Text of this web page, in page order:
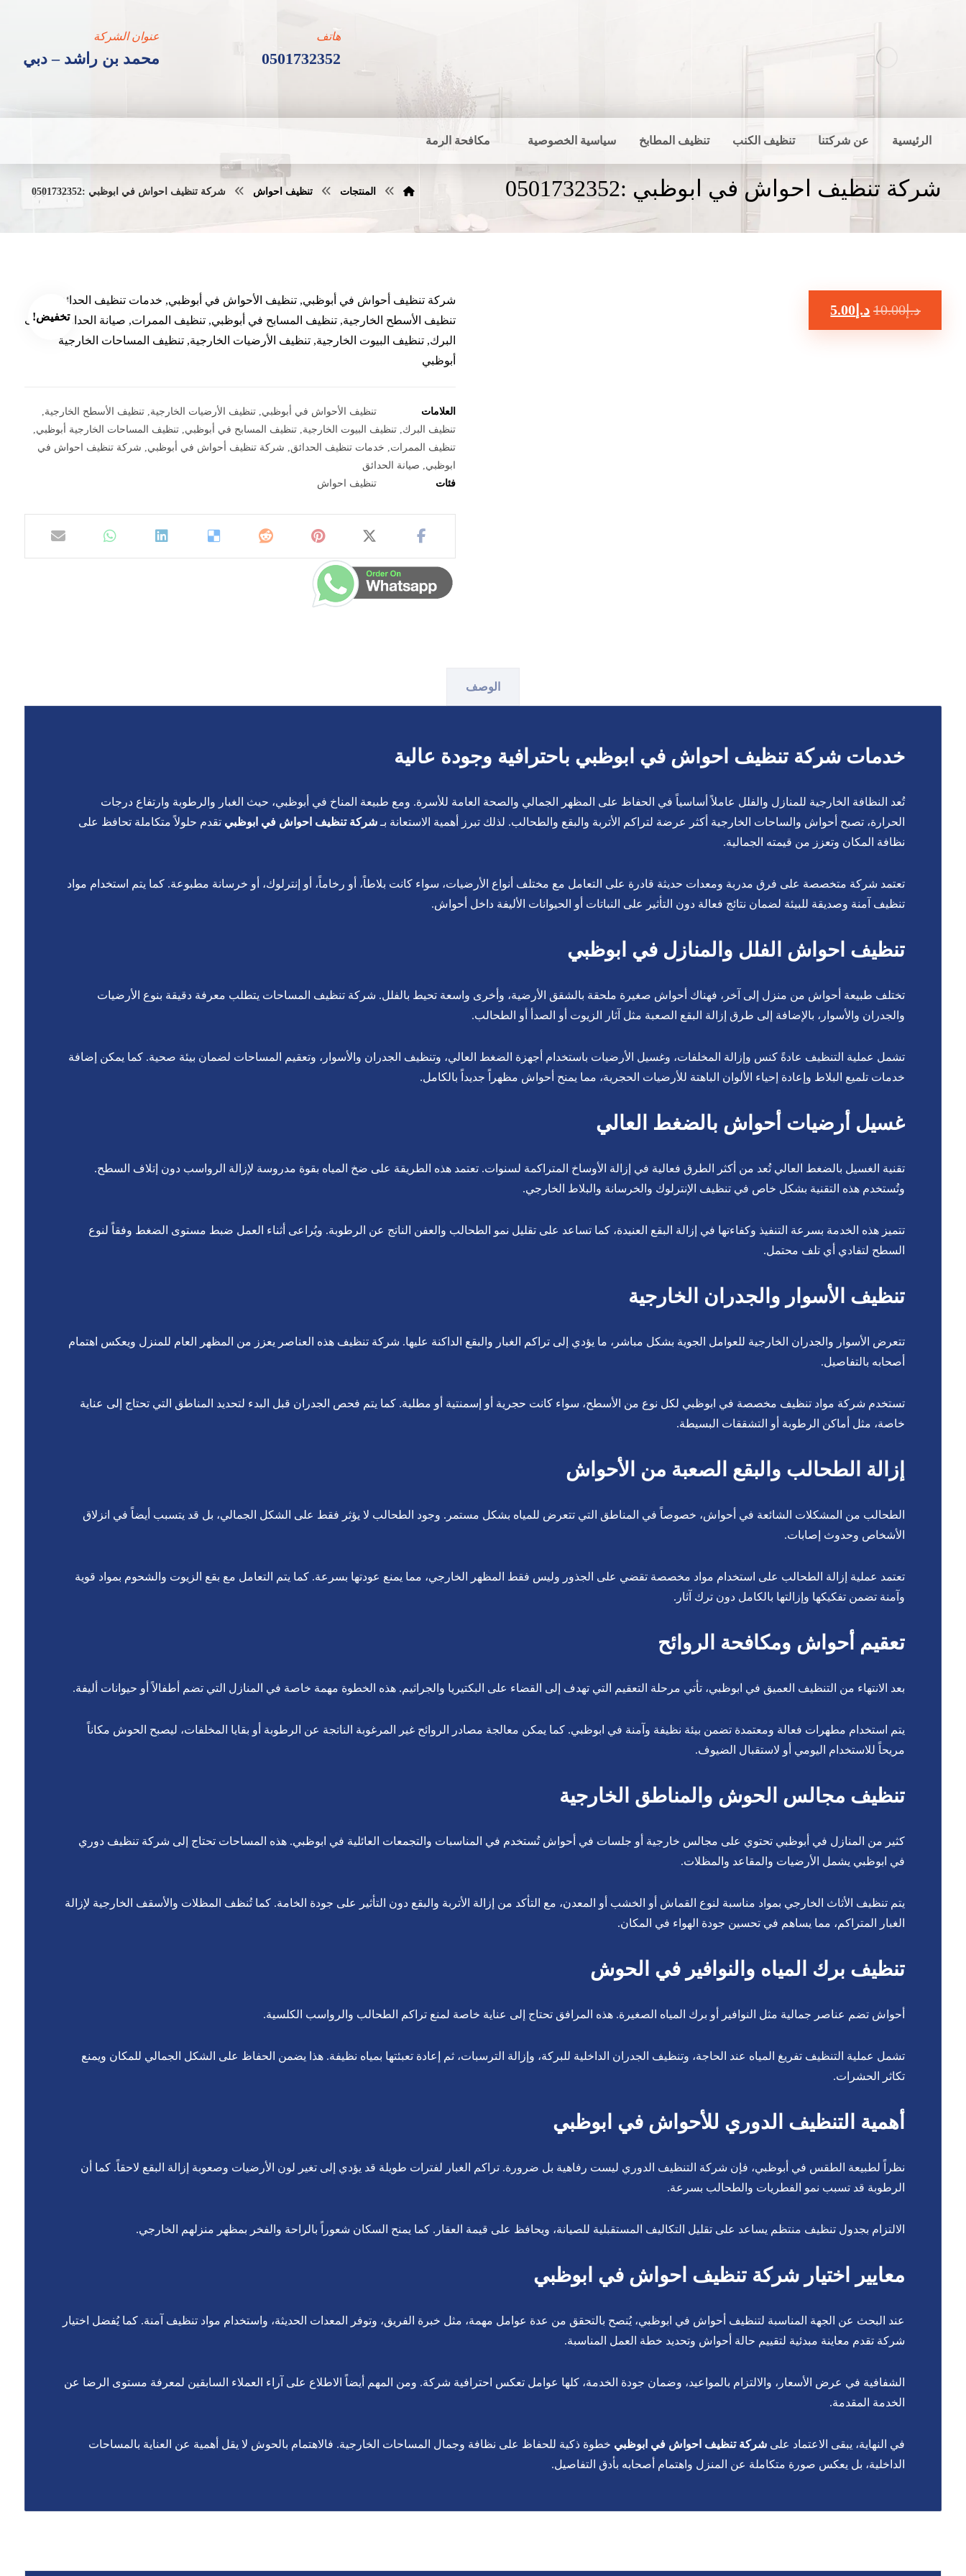
عنوان الشركة
محمد بن راشد – دبي
هاتف
0501732352
الرئيسية عن شركتنا تنظيف الكنب تنظيف المطابخ سياسية الخصوصية مكافحة الرمة
شركة تنظيف احواش في ابوظبي :0501732352 المنتجات تنظيف احواش شركة تنظيف احواش في ابوظبي :0501732352
تخفيض! د.إ10.00 د.إ 5.00
شركة تنظيف أحواش في أبوظبي, تنظيف الأحواش في أبوظبي, خدمات تنظيف الحدائق,
تنظيف الأسطح الخارجية, تنظيف المسابح في أبوظبي, تنظيف الممرات, صيانة الحدائق, تنظيف
البرك, تنظيف البيوت الخارجية, تنظيف الأرضيات الخارجية, تنظيف المساحات الخارجية
أبوظبي
العلامات تنظيف الأحواش في أبوظبي ,تنظيف الأرضيات الخارجية ,تنظيف الأسطح الخارجية
تنظيف البرك ,تنظيف البيوت الخارجية ,تنظيف المسابح في أبوظبي ,تنظيف المساحات الخارجية أبوظبي
تنظيف الممرات
خدمات تنظيف الحدائق شركة تنظيف أحواش في أبوظبي
شركة تنظيف احواش في
ابوظبي
صيانة الحدائق
فئات
تنظيف احواش
الوصف
خدمات شركة تنظيف احواش في ابوظبي باحترافية وجودة عالية
تُعد النظافة الخارجية للمنازل والفلل عاملاً أساسياً في الحفاظ على المظهر الجمالي والصحة العامة للأسرة. ومع طبيعة المناخ في أبوظبي، حيث الغبار والرطوبة وارتفاع درجات
الحرارة، تصبح أحواش والساحات الخارجية أكثر عرضة لتراكم الأتربة والبقع والطحالب. لذلك تبرز أهمية الاستعانة بـ شركة تنظيف احواش في ابوظبي تقدم حلولاً متكاملة تحافظ على
نظافة المكان وتعزز من قيمته الجمالية.
تعتمد شركة متخصصة على فرق مدربة ومعدات حديثة قادرة على التعامل مع مختلف أنواع الأرضيات، سواء كانت بلاطاً، أو رخاماً، أو إنترلوك، أو خرسانة مطبوعة. كما يتم استخدام مواد
تنظيف آمنة وصديقة للبيئة لضمان نتائج فعالة دون التأثير على النباتات أو الحيوانات الأليفة داخل أحواش.
تنظيف احواش الفلل والمنازل في ابوظبي
تختلف طبيعة أحواش من منزل إلى آخر، فهناك أحواش صغيرة ملحقة بالشقق الأرضية، وأخرى واسعة تحيط بالفلل. شركة تنظيف المساحات يتطلب معرفة دقيقة بنوع الأرضيات
والجدران والأسوار، بالإضافة إلى طرق إزالة البقع الصعبة مثل آثار الزيوت أو الصدأ أو الطحالب.
تشمل عملية التنظيف عادةً كنس وإزالة المخلفات، وغسيل الأرضيات باستخدام أجهزة الضغط العالي، وتنظيف الجدران والأسوار، وتعقيم المساحات لضمان بيئة صحية. كما يمكن إضافة
خدمات تلميع البلاط وإعادة إحياء الألوان الباهتة للأرضيات الحجرية، مما يمنح أحواش مظهراً جديداً بالكامل.
غسيل أرضيات أحواش بالضغط العالي
تقنية الغسيل بالضغط العالي تُعد من أكثر الطرق فعالية في إزالة الأوساخ المتراكمة لسنوات. تعتمد هذه الطريقة على ضخ المياه بقوة مدروسة لإزالة الرواسب دون إتلاف السطح.
وتُستخدم هذه التقنية بشكل خاص في تنظيف الإنترلوك والخرسانة والبلاط الخارجي.
تتميز هذه الخدمة بسرعة التنفيذ وكفاءتها في إزالة البقع العنيدة، كما تساعد على تقليل نمو الطحالب والعفن الناتج عن الرطوبة. ويُراعى أثناء العمل ضبط مستوى الضغط وفقاً لنوع
السطح لتفادي أي تلف محتمل.
تنظيف الأسوار والجدران الخارجية
تتعرض الأسوار والجدران الخارجية للعوامل الجوية بشكل مباشر، ما يؤدي إلى تراكم الغبار والبقع الداكنة عليها. شركة تنظيف هذه العناصر يعزز من المظهر العام للمنزل ويعكس اهتمام
أصحابه بالتفاصيل.
تستخدم شركة مواد تنظيف مخصصة في ابوظبي لكل نوع من الأسطح، سواء كانت حجرية أو إسمنتية أو مطلية. كما يتم فحص الجدران قبل البدء لتحديد المناطق التي تحتاج إلى عناية
خاصة، مثل أماكن الرطوبة أو التشققات البسيطة.
إزالة الطحالب والبقع الصعبة من الأحواش
الطحالب من المشكلات الشائعة في أحواش، خصوصاً في المناطق التي تتعرض للمياه بشكل مستمر. وجود الطحالب لا يؤثر فقط على الشكل الجمالي، بل قد يتسبب أيضاً في انزلاق
الأشخاص وحدوث إصابات.
تعتمد عملية إزالة الطحالب على استخدام مواد مخصصة تقضي على الجذور وليس فقط المظهر الخارجي، مما يمنع عودتها بسرعة. كما يتم التعامل مع بقع الزيوت والشحوم بمواد قوية
وآمنة تضمن تفكيكها وإزالتها بالكامل دون ترك آثار.
تعقيم أحواش ومكافحة الروائح
بعد الانتهاء من التنظيف العميق في ابوظبي، تأتي مرحلة التعقيم التي تهدف إلى القضاء على البكتيريا والجراثيم. هذه الخطوة مهمة خاصة في المنازل التي تضم أطفالاً أو حيوانات أليفة.
يتم استخدام مطهرات فعالة ومعتمدة تضمن بيئة نظيفة وآمنة في ابوظبي. كما يمكن معالجة مصادر الروائح غير المرغوبة الناتجة عن الرطوبة أو بقايا المخلفات، ليصبح الحوش مكاناً
مريحاً للاستخدام اليومي أو لاستقبال الضيوف.
تنظيف مجالس الحوش والمناطق الخارجية
كثير من المنازل في أبوظبي تحتوي على مجالس خارجية أو جلسات في أحواش تُستخدم في المناسبات والتجمعات العائلية في ابوظبي. هذه المساحات تحتاج إلى شركة تنظيف دوري
في ابوظبي يشمل الأرضيات والمقاعد والمظلات.
يتم تنظيف الأثاث الخارجي بمواد مناسبة لنوع القماش أو الخشب أو المعدن، مع التأكد من إزالة الأتربة والبقع دون التأثير على جودة الخامة. كما تُنظف المظلات والأسقف الخارجية لإزالة
الغبار المتراكم، مما يساهم في تحسين جودة الهواء في المكان.
تنظيف برك المياه والنوافير في الحوش
أحواش تضم عناصر جمالية مثل النوافير أو برك المياه الصغيرة. هذه المرافق تحتاج إلى عناية خاصة لمنع تراكم الطحالب والرواسب الكلسية.
تشمل عملية التنظيف تفريغ المياه عند الحاجة، وتنظيف الجدران الداخلية للبركة، وإزالة الترسبات، ثم إعادة تعبئتها بمياه نظيفة. هذا يضمن الحفاظ على الشكل الجمالي للمكان ويمنع
تكاثر الحشرات.
أهمية التنظيف الدوري للأحواش في ابوظبي
نظراً لطبيعة الطقس في أبوظبي، فإن شركة التنظيف الدوري ليست رفاهية بل ضرورة. تراكم الغبار لفترات طويلة قد يؤدي إلى تغير لون الأرضيات وصعوبة إزالة البقع لاحقاً. كما أن
الرطوبة قد تسبب نمو الفطريات والطحالب بسرعة.
الالتزام بجدول تنظيف منتظم يساعد على تقليل التكاليف المستقبلية للصيانة، ويحافظ على قيمة العقار. كما يمنح السكان شعوراً بالراحة والفخر بمظهر منزلهم الخارجي.
معايير اختيار شركة تنظيف احواش في ابوظبي
عند البحث عن الجهة المناسبة لتنظيف أحواش في ابوظبي، يُنصح بالتحقق من عدة عوامل مهمة، مثل خبرة الفريق، وتوفر المعدات الحديثة، واستخدام مواد تنظيف آمنة. كما يُفضل اختيار
شركة تقدم معاينة مبدئية لتقييم حالة أحواش وتحديد خطة العمل المناسبة.
الشفافية في عرض الأسعار، والالتزام بالمواعيد، وضمان جودة الخدمة، كلها عوامل تعكس احترافية شركة. ومن المهم أيضاً الاطلاع على آراء العملاء السابقين لمعرفة مستوى الرضا عن
الخدمة المقدمة.
في النهاية، يبقى الاعتماد على شركة تنظيف احواش في ابوظبي خطوة ذكية للحفاظ على نظافة وجمال المساحات الخارجية. فالاهتمام بالحوش لا يقل أهمية عن العناية بالمساحات
الداخلية، بل يعكس صورة متكاملة عن المنزل واهتمام أصحابه بأدق التفاصيل.